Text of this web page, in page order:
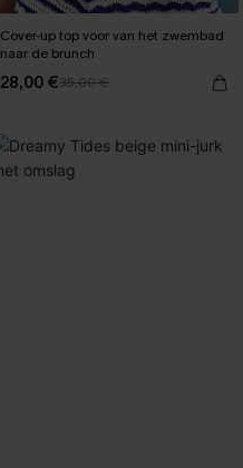
Cover-up top voor van het zwembad
naar de brunch
28,00 €35,00 €